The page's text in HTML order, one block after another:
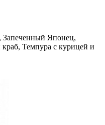
Запеченный Японец,
Темпура с курицей и